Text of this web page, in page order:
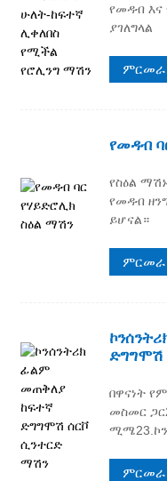
የመዳብ እና
ያገለግላል
ምርመራ
የመዳብ
የስዕል
የመዳብ
ይሆናል።
ምርመራ
ድግግሞሽ
በዋናነት
መስመር
ምርመራ